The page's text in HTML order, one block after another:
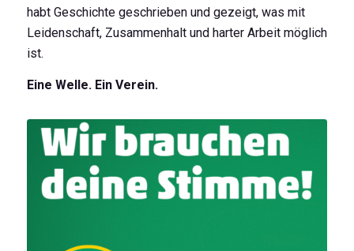
habt Geschichte geschrieben und gezeigt, was mit
Leidenschaft, Zusammenhalt und harter Arbeit möglich
ist.
Eine Welle. Ein Verein.